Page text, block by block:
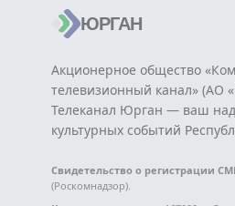
ЮРГАН
Акционерное общество
телевизионный канал» (АО
Телеканал Юрган — ваш
культурных событий
Свидетельство о регистрации
(Роскомнадзор).